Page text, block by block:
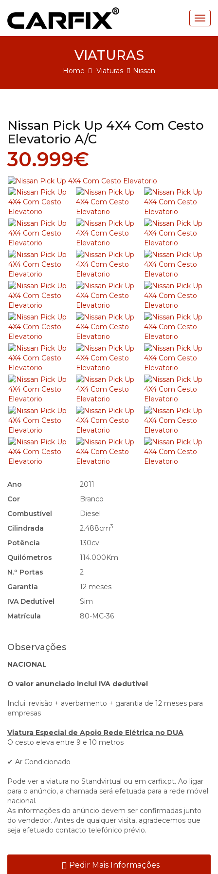
VIATURAS
Home Viaturas Nissan
Nissan Pick Up 4X4 Com Cesto
Elevatorio A/C
30.999€
Ano
2011
Cor
Branco
Combustível
Diesel
Cilindrada
2.488cm3
Potência
130cv
Quilómetros
114.000Km
N.º Portas
2
Garantia
12 meses
IVA Dedutível
Sim
Matrícula
80-MC-36
Observações
NACIONAL
O valor anunciado inclui IVA dedutivel
Inclui: revisão + averbamento + garantia de 12 meses para
empresas
Viatura Especial de Apoio Rede Elétrica no DUA
O cesto eleva entre 9 e 10 metros
✔ Ar Condicionado
Pode ver a viatura no Standvirtual ou em carfix.pt. Ao ligar
para o anúncio, a chamada será efetuada para a rede móvel
nacional.
As informações do anúncio devem ser confirmadas junto
do vendedor. Antes de qualquer visita, agradecemos que
seja efetuado contacto telefónico prévio.
Pedir Mais Informações